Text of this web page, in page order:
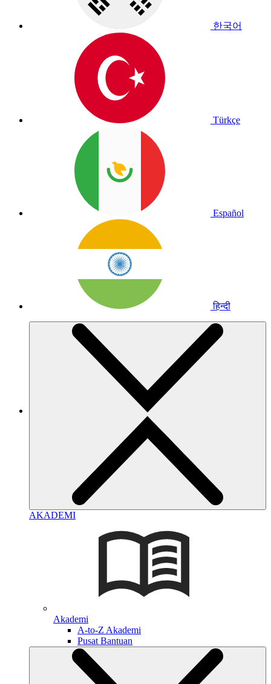
한국어
Türkçe
Español
हिन्दी
AKADEMI
Akademi
A-to-Z Akademi
Pusat Bantuan